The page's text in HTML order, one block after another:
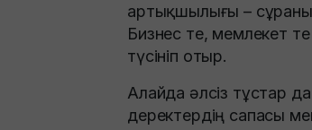
артықшылығы –
Бизнес те, мемлекет
түсініп отыр.
Алайда әлсіз тұстар
деректердің сапасы